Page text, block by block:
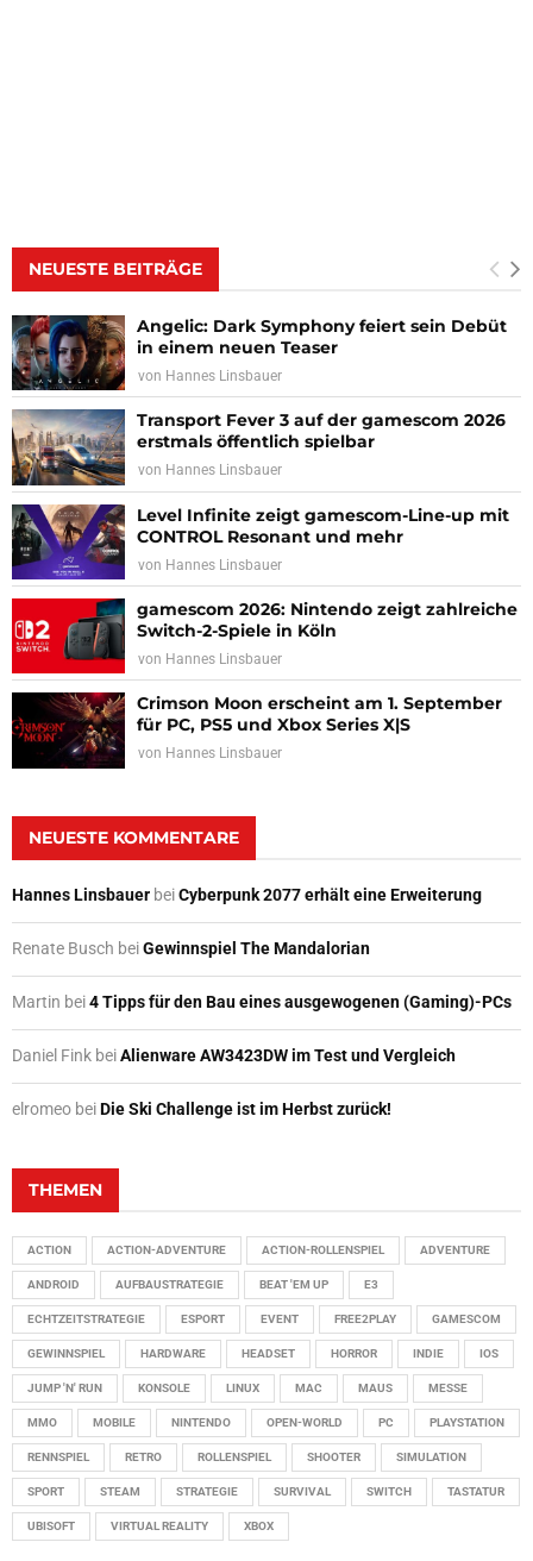
NEUESTE BEITRÄGE
Angelic: Dark Symphony feiert sein Debüt
in einem neuen Teaser
von Hannes Linsbauer
Transport Fever 3 auf der gamescom 2026
erstmals öffentlich spielbar
von Hannes Linsbauer
Level Infinite zeigt gamescom-Line-up mit
CONTROL Resonant und mehr
von Hannes Linsbauer
gamescom 2026: Nintendo zeigt zahlreiche
Switch-2-Spiele in Köln
von Hannes Linsbauer
Crimson Moon erscheint am 1. September
für PC, PS5 und Xbox Series X|S
von Hannes Linsbauer
NEUESTE KOMMENTARE
Hannes Linsbauer beiCyberpunk 2077 erhält eine Erweiterung
Renate Busch beiGewinnspiel The Mandalorian
Martin bei4 Tipps für den Bau eines ausgewogenen (Gaming)-PCs
Daniel Fink beiAlienware AW3423DW im Test und Vergleich
elromeo beiDie Ski Challenge ist im Herbst zurück!
THEMEN
ACTION ACTION-ADVENTURE ACTION-ROLLENSPIEL ADVENTURE
ANDROID AUFBAUSTRATEGIE BEAT 'EM UP E3
ECHTZEITSTRATEGIE ESPORT EVENT FREE2PLAY GAMESCOM
GEWINNSPIEL HARDWARE HEADSET HORROR INDIE IOS
JUMP 'N' RUN KONSOLE LINUX MAC MAUS MESSE
MMO MOBILE NINTENDO OPEN-WORLD PC PLAYSTATION
RENNSPIEL RETRO ROLLENSPIEL SHOOTER SIMULATION
SPORT STEAM STRATEGIE SURVIVAL SWITCH TASTATUR
UBISOFT VIRTUAL REALITY XBOX